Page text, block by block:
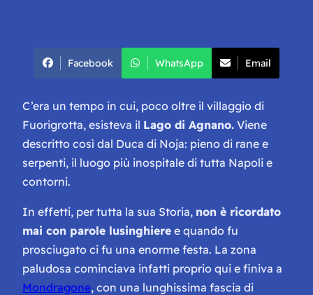
Facebook WhatsApp Email
C’era un tempo in cui, poco oltre il villaggio di
Fuorigrotta, esisteva il Lago di Agnano. Viene
descritto così dal Duca di Noja: pieno di rane e
serpenti, il luogo più inospitale di tutta Napoli e
contorni.
In effetti, per tutta la sua Storia, non è ricordato
mai con parole lusinghiere e quando fu
prosciugato ci fu una enorme festa. La zona
paludosa cominciava infatti proprio qui e finiva a
Mondragone, con una lunghissima fascia di